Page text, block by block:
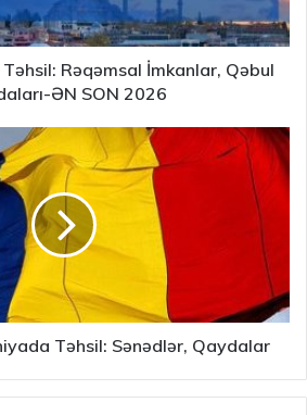
Rəqəmsal İmkanlar, Qəbul
ƏN SON 2026
Təhsil: Sənədlər, Qaydalar